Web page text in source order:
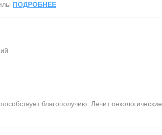
ПОДРОБНЕЕ
благополучию. Лечит онкологические